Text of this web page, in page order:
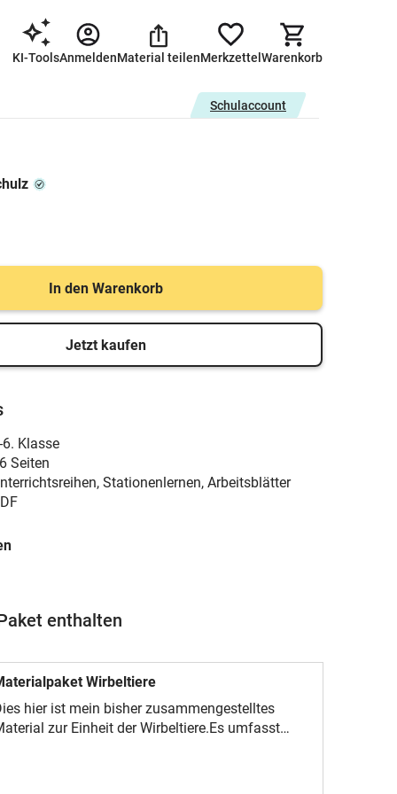
KI-ToolsAnmeldenMaterial teilenMerkzettel Warenkorb
Schulaccount
In den Warenkorb
Jetzt kaufen
6. Klasse
Seiten
Stationenlernen, Arbeitsblätter
enthalten
Wirbeltiere
hier ist mein bisher zusammengestelltes
zur Einheit der Wirbeltiere.Es umfasst